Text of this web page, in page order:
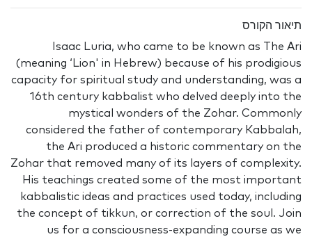
תיאור הקורס
Isaac Luria, who came to be known as The Ari
(meaning ‘Lion' in Hebrew) because of his prodigious
capacity for spiritual study and understanding, was a
16th century kabbalist who delved deeply into the
mystical wonders of the Zohar. Commonly
considered the father of contemporary Kabbalah,
the Ari produced a historic commentary on the
Zohar that removed many of its layers of complexity.
His teachings created some of the most important
kabbalistic ideas and practices used today, including
the concept of tikkun, or correction of the soul. Join
us for a consciousness-expanding course as we